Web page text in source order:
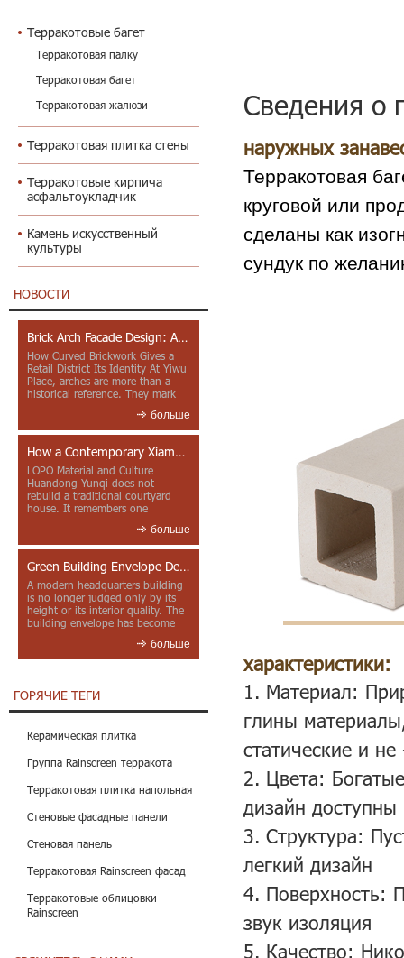
Терракотовые багет
Терракотовая палку
Терракотовая багет
Терракотовая жалюзи
Терракотовая плитка стены
Терракотовые кирпича
асфальтоукладчик
Камень искусственный
культуры
НОВОСТИ
Brick Arch Facade Design: A Closer Look at Yiwu Place
How Curved Brickwork Gives a
Retail District Its Identity At Yiwu
Place, arches are more than a
historical reference. They mark
больше
How a Contemporary Xiamen Project Reframes Minnan Red Brick
LOPO Material and Culture
Huandong Yunqi does not
rebuild a traditional courtyard
house. It remembers one
больше
Green Building Envelope Design: Clay Sunscreen Fins for Modern Headquarters Architecture
A modern headquarters building
is no longer judged only by its
height or its interior quality. The
building envelope has become
больше
ГОРЯЧИЕ ТЕГИ
Керамическая плитка
Группа Rainscreen терракота
Терракотовая плитка напольная
Стеновые фасадные панели
Стеновая панель
Терракотовая Rainscreen фасад
Терракотовые облицовки
Rainscreen
Сведения о
наружных
Терракотовая
круговой или
сделаны как
сундук по
характеристики:
1. Материал:
глины
статические и
2. Цвета:
дизайн доступны
3. Структура:
легкий дизайн
4. Поверхность:
звук изоляция
5. Качество: